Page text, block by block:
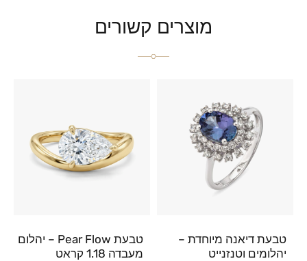
מוצרים קשורים
טבעת דיאנה מיוחדת –
יהלומים וטנזנייט
טבעת Pear Flow – יהלום
מעבדה 1.18 קראט